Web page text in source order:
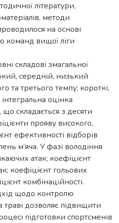
літератури,
методи
на основі
команд вищої ліги
складові змагальної
середній, низький
та третього темпу; короткі,
оцінка
складається з десяти
прояву високого,
ефективності відборів
м’яча. У фазі володіння
атак; коефіцієнт
коефіцієнт гольових
комбінаційності.
щодо контролю
траві дозволяє підвищити
підготовки спортсменів